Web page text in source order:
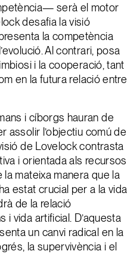
serà el motor
desafia la visió
la competència
Al contrari, posa
i la cooperació, tant
en la futura relació entre
i cíborgs hauran de
assolir l’objectiu comú de
de Lovelock contrasta
i orientada als recursos
la mateixa manera que la
estat crucial per a la vida
de la relació
i vida artificial. D’aquesta
un canvi radical en la
la supervivència i el